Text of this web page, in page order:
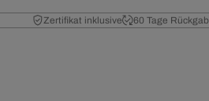
Zertifikat inklusive 60 Tage